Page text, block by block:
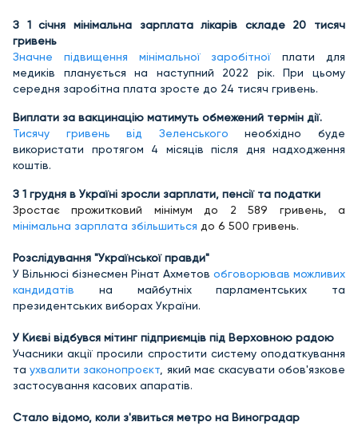
З 1 січня мінімальна зарплата лікарів складе 20 тисяч
гривень
Значне підвищення мінімальної заробітної плати для
медиків планується на наступний 2022 рік. При цьому
середня заробітна плата зросте до 24 тисяч гривень.
Виплати за вакцинацію матимуть обмежений термін дії.
Тисячу гривень від Зеленського необхідно буде
використати протягом 4 місяців після дня надходження
коштів.
З 1 грудня в Україні зросли зарплати, пенсії та податки
Зростає прожитковий мінімум до 2 589 гривень , а
мінімальна зарплата збільшиться до 6 500 гривень.
Розслідування "Української правди"
У Вільнюсі бізнесмен Рінат Ахметов обговорював можливих
кандидатів на майбутніх парламентських та
президентських виборах України.
У Києві відбувся мітинг підприємців під Верховною радою
Учасники акції просили спростити систему оподаткування
таухвалити законопроєкт , який має скасувати обов'язкове
застосування касових апаратів.
Стало відомо, коли з'явиться метро на Виноградар